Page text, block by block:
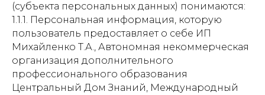
(субъекта персональных данных) понимаются:
1.1.1. Персональная информация, которую
пользователь предоставляет о себе ИП
Михайленко Т.А., Автономная некоммерческая
организация дополнительного
профессионального образования
Центральный Дом Знаний, Международный